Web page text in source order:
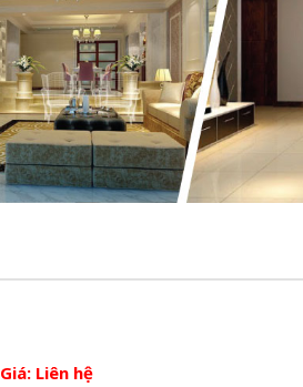
Giá: Liên hệ